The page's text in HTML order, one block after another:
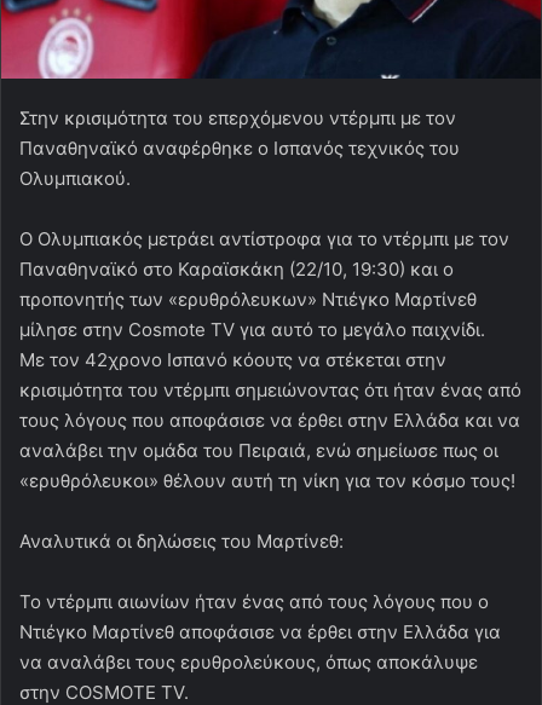
Στην κρισιμότητα του επερχόμενου ντέρμπι με τον
Παναθηναϊκό αναφέρθηκε ο Ισπανός τεχνικός του
Ολυμπιακού.
Ο Ολυμπιακός μετράει αντίστροφα για το ντέρμπι με τον
Παναθηναϊκό στο Καραϊσκάκη (22/10, 19:30) και ο
προπονητής των «ερυθρόλευκων» Ντιέγκο Μαρτίνεθ
μίλησε στην Cosmote TV για αυτό το μεγάλο παιχνίδι.
Με τον 42χρονο Ισπανό κόουτς να στέκεται στην
κρισιμότητα του ντέρμπι σημειώνοντας ότι ήταν ένας από
τους λόγους που αποφάσισε να έρθει στην Ελλάδα και να
αναλάβει την ομάδα του Πειραιά, ενώ σημείωσε πως οι
«ερυθρόλευκοι» θέλουν αυτή τη νίκη για τον κόσμο τους!
Αναλυτικά οι δηλώσεις του Μαρτίνεθ:
Το ντέρμπι αιωνίων ήταν ένας από τους λόγους που ο
Ντιέγκο Μαρτίνεθ αποφάσισε να έρθει στην Ελλάδα για
να αναλάβει τους ερυθρολεύκους, όπως αποκάλυψε
στην COSMOTE TV.